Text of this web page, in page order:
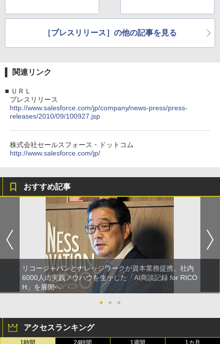
［プレスリリース］の他の記事を見る
関連リンク
■ ＵＲＬ
プレスリリース
http://www.salesforce.com/jp/company/news-press/press-
releases/2010/09/100927.jsp
株式会社セールスフォース・ドットコム
http://www.salesforce.com/jp/
おすすめ記事
リコージャパンとナレッジワークが資本業務提携、社内
6000人の実践ノウハウを生かした「AI商談記録 for RICO
H」を展開へ
●
● ●
アクセスランキング